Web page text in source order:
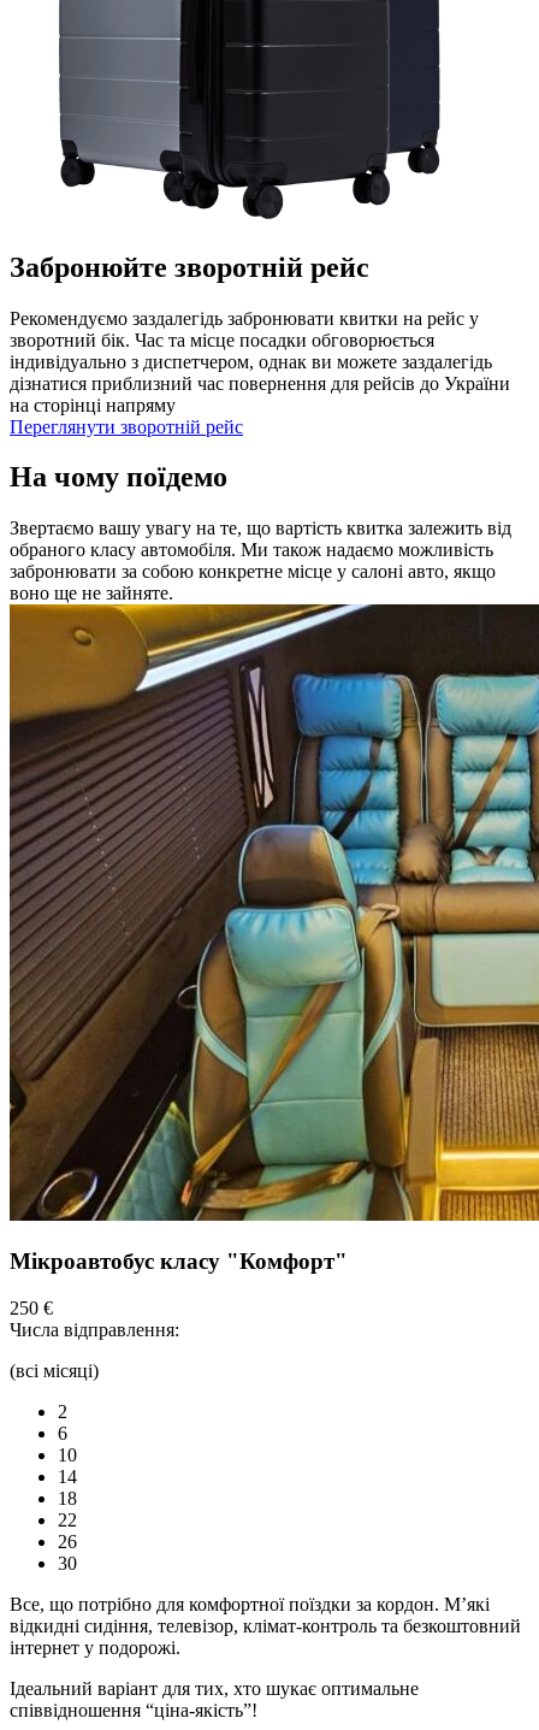
Забронюйте зворотній рейс
Рекомендуємо заздалегідь забронювати квитки на рейс у
зворотний бік. Час та місце посадки обговорюється
індивідуально з диспетчером, однак ви можете заздалегідь
дізнатися приблизний час повернення для рейсів до України
на сторінці напряму
Переглянути зворотній рейс
На чому поїдемо
Звертаємо вашу увагу на те, що вартість квитка залежить від
обраного класу автомобіля. Ми також надаємо можливість
забронювати за собою конкретне місце у салоні авто, якщо
воно ще не зайняте.
Мікроавтобус класу "Комфорт"
250 €
Числа відправлення:
(всі місяці)
2
6
10
14
18
22
26
30
Все, що потрібно для комфортноїпоїздки за кордон. М’які
відкидні сидіння, телевізор, клімат-контроль та безкоштовний
інтернет у подорожі.
Ідеальний варіант для тих, хто шукає оптимальне
співвідношення “ціна-якість”!